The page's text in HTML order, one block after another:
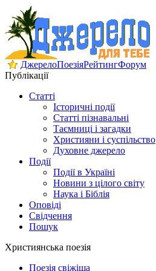
ДжерелоПоезіяРейтингФорум
Публікації
Статті
Історичні події
Статті пізнавальні
Таємниці і загадки
Християни і суспільство
Духовне джерело
Події
Події в Україні
Новини з цілого світу
Наука і Біблія
Оповіді
Свідчення
Пошук
Християнська поезія
Поезія свіжіша